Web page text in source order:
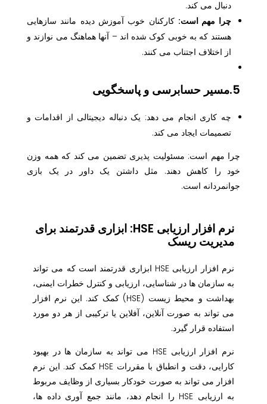
دنبال می کند.
چرا مهم است: کارکنان خوب آموزش دیده مانند سازهایی
هستند که به خوبی کوک شده اند – آنها هماهنگ می نوازند و
از اختلاف اجتناب می کنند.
5.مسیر حسابرسی و پاسخگویی
چه کاری انجام می دهد: یک دنباله دیجیتالی از اقدامات و
تصمیمات ایجاد می کند.
چرا مهم است: مسئولیت پذیری تضمین می کند که همه وزن
خود را کاهش دهند. مثل داشتن یک داور در یک بازی
جوانمردانه است.
نرم افزار ارزیابی HSE: ابزاری قدرتمند برای
مدیریت ریسک
نرم افزار ارزیابی HSE ابزاری قدرتمند است که می تواند
به سازمان ها در شناسایی، ارزیابی و کنترل خطرات ایمنی،
بهداشت و محیط زیست (HSE) کمک کند. این نرم افزار
می تواند به صورت آنلاین، آفلاین یا ترکیبی از هر دو مورد
استفاده قرار گیرد.
نرم افزار ارزیابی HSE می تواند به سازمان ها در بهبود
کارایی، دقت و انطباق با مقررات HSE کمک کند. این نرم
افزار می تواند به صورت خودکار بسیاری از وظایف مربوط
به ارزیابی HSE را انجام دهد، مانند جمع آوری داده ها،